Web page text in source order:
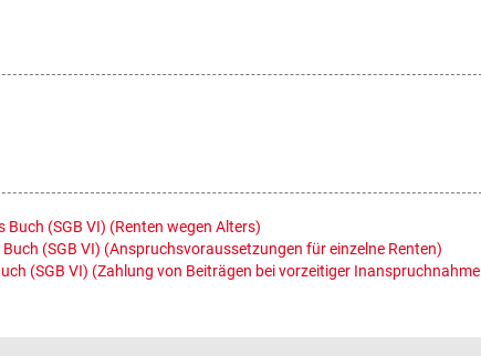
(SGB VI) (Renten wegen Alters)
(SGB VI) (Anspruchsvoraussetzungen für einzelne Renten)
(SGB VI) (Zahlung von Beiträgen bei vorzeitiger Inanspruchnahme